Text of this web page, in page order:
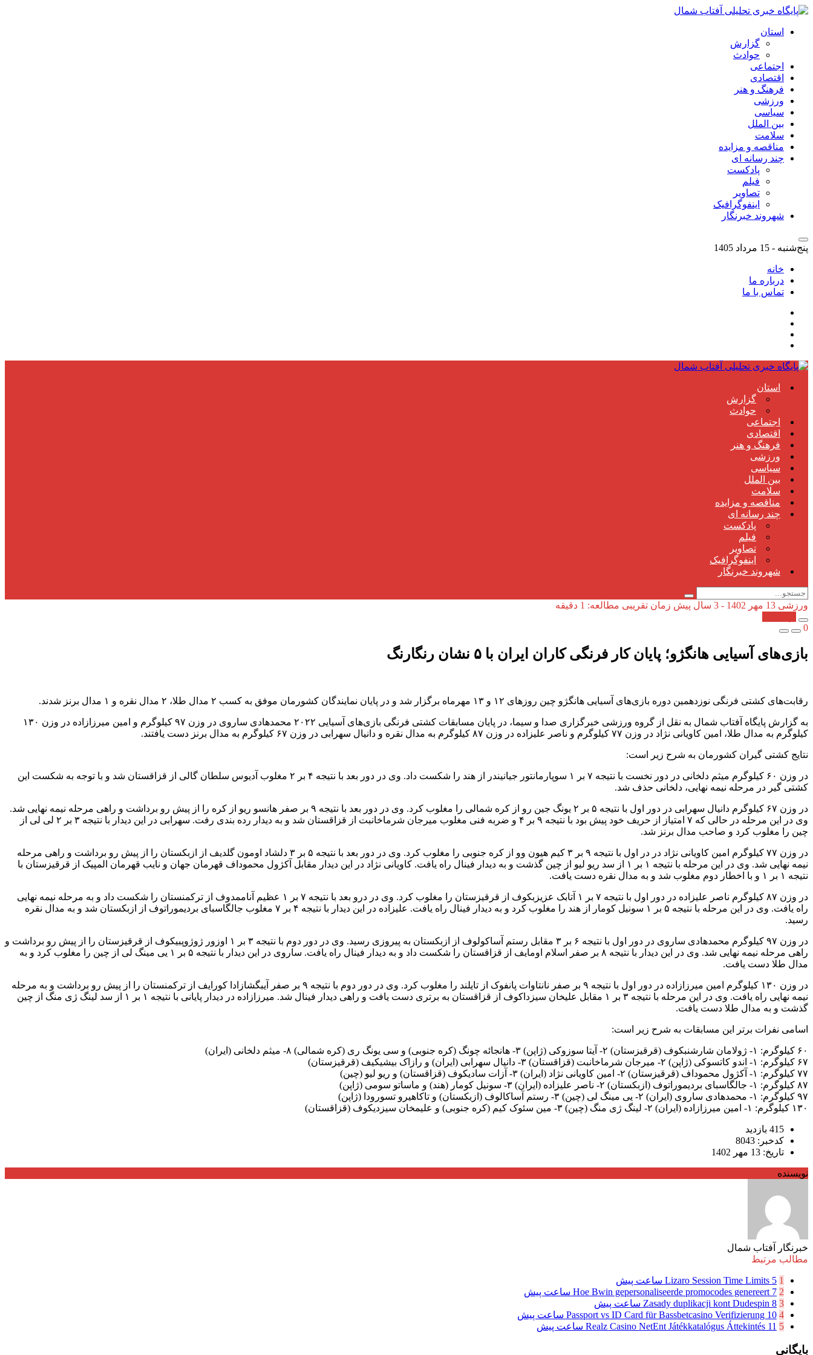
استان
گزارش
حوادث
اجتماعی
اقتصادی
فرهنگ و هنر
ورزشی
سیاسی
بین الملل
سلامت
مناقصه و مزایده
چند رسانه ای
پادکست
فیلم
تصاویر
اینفوگرافیک
شهروند خبرنگار
پنج‌شنبه - 15 مرداد 1405
خانه
درباره ما
تماس با ما
استان
گزارش
حوادث
اجتماعی
اقتصادی
فرهنگ و هنر
ورزشی
سیاسی
بین الملل
سلامت
مناقصه و مزایده
چند رسانه ای
پادکست
فیلم
تصاویر
اینفوگرافیک
شهروند خبرنگار
ورزشی 13 مهر 1402 - 3 سال پیش
زمان تقریبی مطالعه: 1 دقیقه
0
بازی‌های آسیایی هانگژو؛ پایان کار فرنگی کاران ایران با ۵ نشان رنگارنگ
رقابت‌های کشتی فرنگی نوزدهمین دوره بازی‌های آسیایی هانگژو چین روز‌های ۱۲ و ۱۳ مهرماه برگزار شد و در پایان نمایندگان کشورمان موفق به کسب ۲ مدال طلا، ۲ مدال نقره و ۱ مدال برنز شدند.
به گزارش پایگاه آفتاب شمال به نقل از گروه ورزشی خبرگزاری صدا و سیما، در پایان مسابقات کشتی فرنگی بازی‌های آسیایی ۲۰۲۲ محمدهادی ساروی در وزن ۹۷ کیلوگرم و امین میرزازاده در وزن ۱۳۰
کیلوگرم به مدال طلا، امین کاویانی نژاد در وزن ۷۷ کیلوگرم و ناصر علیزاده در وزن ۸۷ کیلوگرم به مدال نقره و دانیال سهرابی در وزن ۶۷ کیلوگرم به مدال برنز دست یافتند.
نتایج کشتی گیران کشورمان به شرح زیر است:
در وزن ۶۰ کیلوگرم میثم دلخانی در دور نخست با نتیجه ۷ بر ۱ سوپارمانتور جیانیندر از هند را شکست داد. وی در دور بعد با نتیجه ۴ بر ۲ مغلوب آدیوس سلطان گالی از قزاقستان شد و با توجه به شکست این
کشتی گیر در مرحله نیمه نهایی، دلخانی حذف شد.
در وزن ۶۷ کیلوگرم دانیال سهرابی در دور اول با نتیجه ۵ بر ۲ یونگ جین رو از کره شمالی را مغلوب کرد. وی در دور بعد با نتیجه ۹ بر صفر هانسو ریو از کره را از پیش رو برداشت و راهی مرحله نیمه نهایی شد.
وی در این مرحله در حالی که ۷ امتیاز از حریف خود پیش بود با نتیجه ۹ بر ۴ و ضربه فنی مغلوب میرجان شرماخانبت از قزاقستان شد و به دیدار رده بندی رفت. سهرابی در این دیدار با نتیجه ۳ بر ۲ لی لی از
چین را مغلوب کرد و صاحب مدال برنز شد.
در وزن ۷۷ کیلوگرم امین کاویانی نژاد در در اول با نتیجه ۹ بر ۳ کیم هیون وو از کره جنوبی را مغلوب کرد. وی در دور بعد با نتیجه ۵ بر ۳ دلشاد اومون گلدیف از ازبکستان را از پیش رو برداشت و راهی مرحله
نیمه نهایی شد. وی در این مرحله با نتیجه ۱ بر ۱ از سد ریو لیو از چین گذشت و به دیدار فینال راه یافت. کاویانی نژاد در این دیدار مقابل آکژول محموداف قهرمان جهان و نایب قهرمان المپیک از قرقیزستان با
نتیجه ۱ بر ۱ و با اخطار دوم مغلوب شد و به مدال نقره دست یافت.
در وزن ۸۷ کیلوگرم ناصر علیزاده در دور اول با نتیجه ۷ بر ۱ آتابک عزیزبکوف از قرقیزستان را مغلوب کرد. وی در درو بعد با نتیجه ۷ بر ۱ عظیم آناممدوف از ترکمنستان را شکست داد و به مرحله نیمه نهایی
راه یافت. وی در این مرحله با نتیجه ۵ بر ۱ سونیل کومار از هند را مغلوب کرد و به دیدار فینال راه یافت. علیزاده در این دیدار با نتیجه ۴ بر ۷ مغلوب جالگاسبای بردیموراتوف از ازبکستان شد و به مدال نقره
رسید.
در وزن ۹۷ کیلوگرم محمدهادی ساروی در دور اول با نتیجه ۶ بر ۳ مقابل رستم آساکولوف از ازبکستان به پیروزی رسید. وی در دور دوم با نتیجه ۳ بر ۱ اوزور ژوژوپبیکوف از قرقیزستان را از پیش رو برداشت و
راهی مرحله نیمه نهایی شد. وی در این دیدار با نتیجه ۸ بر صفر اسلام اومایف از قزاقستان را شکست داد و به دیدار فینال راه یافت. ساروی در این دیدار با نتیجه ۵ بر ۱ یی مینگ لی از چین را مغلوب کرد و به
مدال طلا دست یافت.
در وزن ۱۳۰ کیلوگرم امین میرزازاده در دور اول با نتیجه ۹ بر صفر نانتاوات پانفوک از تایلند را مغلوب کرد. وی در دور دوم با نتیجه ۹ بر صفر آیبگشازادا کورایف از ترکمنستان را از پیش رو برداشت و به مرحله
نیمه نهایی راه یافت. وی در این مرحله با نتیجه ۳ بر ۱ مقابل علیخان سیزداکوف از قزاقستان به برتری دست یافت و راهی دیدار فینال شد. میرزازاده در دیدار پایانی با نتیجه ۱ بر ۱ از سد لینگ ژی منگ از چین
گذشت و به مدال طلا دست یافت.
اسامی نفرات برتر این مسابقات به شرح زیر است:
۶۰ کیلوگرم: ۱- ژولامان شارشنبکوف (قرقیزستان) ۲- آیتا سوزوکی (ژاپن) ۳- هانجائه چونگ (کره جنوبی) و سی یونگ ری (کره شمالی) ۸- میثم دلخانی (ایران)
۶۷ کیلوگرم: ۱- اندو کاتسوکی (ژاپن) ۲- میرجان شرماخانبت (قزاقستان) ۳- دانیال سهرابی (ایران) و رازاک بیشیکیف (قرقیزستان)
۷۷ کیلوگرم: ۱- آکژول محموداف (قرقیزستان) ۲- امین کاویانی نژاد (ایران) ۳- آزات سادیکوف (قزاقستان) و ریو لیو (چین)
۸۷ کیلوگرم: ۱- جالگاسبای بردیموراتوف (ازبکستان) ۲- ناصر علیزاده (ایران) ۳- سونیل کومار (هند) و ماساتو سومی (ژاپن)
۹۷ کیلوگرم: ۱- محمدهادی ساروی (ایران) ۲- یی مینگ لی (چین) ۳- رستم آساکالوف (ازبکستان) و تاکاهیرو تسورودا (ژاپن)
۱۳۰ کیلوگرم: ۱- امین میرزازاده (ایران) ۲- لینگ ژی منگ (چین) ۳- مین سئوک کیم (کره جنوبی) و علیمخان سیزدیکوف (قزاقستان)
415 بازدید
کدخبر: 8043
تاریخ: 13 مهر 1402
نویسنده
خبرنگار آفتاب شمال
مطالب مرتبط
1
Lizaro Session Time Limits 5 ساعت پیش
2
Hoe Bwin gepersonaliseerde promocodes genereert 7 ساعت پیش
3
Zasady duplikacji kont Dudespin 8 ساعت پیش
4
Passport vs ID Card für Bassbetcasino Verifizierung 10 ساعت پیش
5
Realz Casino NetEnt Játékkatalógus Áttekintés 11 ساعت پیش
بایگانی